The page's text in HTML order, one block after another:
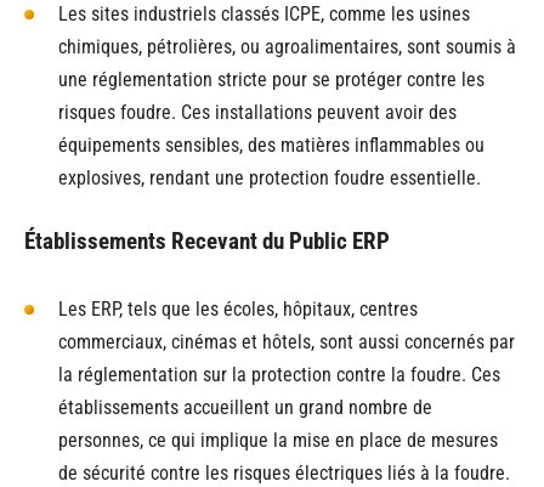
Les sites industriels classés ICPE, comme les usines
chimiques, pétrolières, ou agroalimentaires, sont soumis à
une réglementation stricte pour se protéger contre les
risques foudre. Ces installations peuvent avoir des
équipements sensibles, des matières inflammables ou
explosives, rendant une protection foudre essentielle.
Établissements Recevant du Public ERP
Les ERP, tels que les écoles, hôpitaux, centres
commerciaux, cinémas et hôtels, sont aussi concernés par
la réglementation sur la protection contre la foudre. Ces
établissements accueillent un grand nombre de
personnes, ce qui implique la mise en place de mesures
de sécurité contre les risques électriques liés à la foudre.